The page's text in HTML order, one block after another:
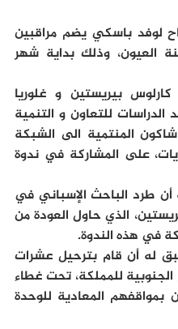
لوفد باسكي يضم مراقبين
العيون، وذلك بداية شهر
بيريستين و غلوريا
للتعاون و التنمية
شاكون المنتمية الى الشبكة
على المشاركة في ندوة
طرد الباحث الإسباني في
الذي حاول العودة من
في هذه الندوة.
له أن قام بترحيل عشرات
الجنوبية للمملكة، تحت غطاء
المعادية للوحدة